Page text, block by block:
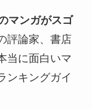
マンガがスゴ
評論家、書店
当に面白いマ
ンキングガイ